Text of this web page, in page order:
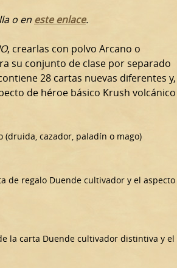
o en este enlace.
, crearlas con polvo Arcano o
su conjunto de clase por separado
28 cartas nuevas diferentes y,
de héroe básico Krush volcánico
cazador, paladín o mago)
de regalo Duende cultivador y el aspecto
la carta Duende cultivador distintiva y el